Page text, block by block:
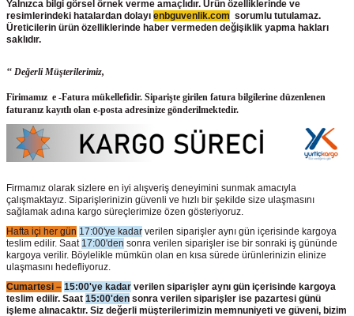
Yalnızca bilgi görsel örnek verme amaçlıdır. Ürün özelliklerinde ve
resimlerindeki hatalardan dolayı enbguvenlik.com sorumlu tutulamaz.
Üreticilerin ürün özelliklerinde haber vermeden değişiklik yapma hakları
saklıdır.
‘‘ Değerli Müşterilerimiz,
Firimamız e -Fatura mükellefidir. Siparişte girilen fatura bilgilerine düzenlenen
faturanız kayıtlı olan e-posta adresinize gönderilmektedir.
Firmamız olarak sizlere en iyi alışveriş deneyimini sunmak amacıyla
çalışmaktayız. Siparişlerinizin güvenli ve hızlı bir şekilde size ulaşmasını
sağlamak adına kargo süreçlerimize özen gösteriyoruz.
Hafta içi her gün 17:00'ye kadar verilen siparişler aynı gün içerisinde kargoya
teslim edilir. Saat 17:00'den sonra verilen siparişler ise bir sonraki iş gününde
kargoya verilir. Böylelikle mümkün olan en kısa sürede ürünlerinizin elinize
ulaşmasını hedefliyoruz.
Cumartesi – 15:00'ye kadar verilen siparişler aynı gün içerisinde kargoya
teslim edilir. Saat 15:00'den sonra verilen siparişler ise pazartesi günü
işleme alınacaktır. Siz değerli müşterilerimizin memnuniyeti ve güveni, bizim